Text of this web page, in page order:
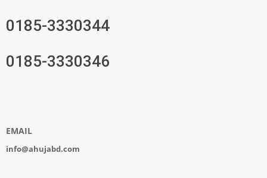
0185-3330344
0185-3330346
EMAIL
info@ahujabd.com